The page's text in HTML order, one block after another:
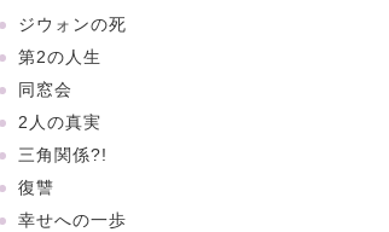
ジウォンの死
第2の人生
同窓会
2人の真実
三角関係?!
復讐
幸せへの一歩